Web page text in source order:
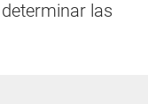
las